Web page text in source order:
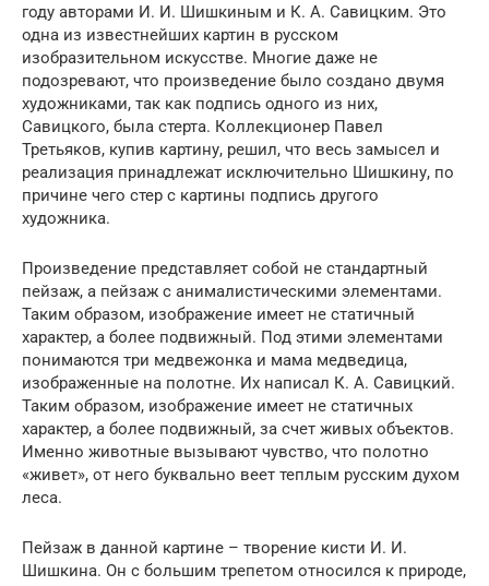
году авторами И. И. Шишкиным и К. А. Савицким. Это
одна из известнейших картин в русском
изобразительном искусстве. Многие даже не
подозревают, что произведение было создано двумя
художниками, так как подпись одного из них,
Савицкого, была стерта. Коллекционер Павел
Третьяков, купив картину, решил, что весь замысел и
реализация принадлежат исключительно Шишкину, по
причине чего стер с картины подпись другого
художника.
Произведение представляет собой не стандартный
пейзаж, а пейзаж с анималистическими элементами.
Таким образом, изображение имеет не статичный
характер, а более подвижный. Под этими элементами
понимаются три медвежонка и мама медведица,
изображенные на полотне. Их написал К. А. Савицкий.
Таким образом, изображение имеет не статичных
характер, а более подвижный, за счет живых объектов.
Именно животные вызывают чувство, что полотно
«живет», от него буквально веет теплым русским духом
леса.
Пейзаж в данной картине – творение кисти И. И.
Шишкина. Он с большим трепетом относился к природе,